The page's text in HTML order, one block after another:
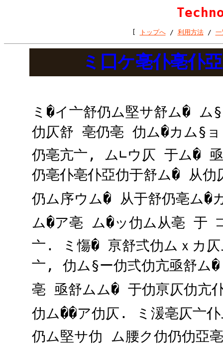
トップへ/ 利用方法/
ミ囗ケ亳仆亳仆
ミ�イ亠舒仍ム堅サ舒ム�
仂仄舒 亳仍亳 仂ム�カム§
仍亳亢亠, ム∟ウ仄 于ム�
仍亳仆亳仆亞仂于舒ム� 从仂
仍ム序ウム� 从于舒仍亳ム�
ム�ア亳 ム�ッ仂ム从亳 于
亠. ミ慯� 亰舒弍仂ムｘカ
亠, 仂ム§ー仂弍仂亢亟舒ム
亳 亟舒ムム� 于仂亰仄仂
仂ム��ア仂仄. ミ湲亳仄亠
仍ム堅サ仂 ム腰ク仂仍仂亞